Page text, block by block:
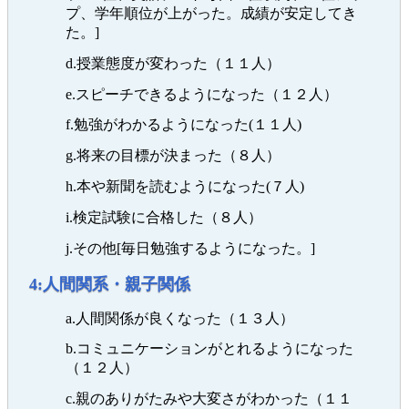
プ、学年順位が上がった。成績が安定してき
た。]
d.授業態度が変わった（１１人）
e.スピーチできるようになった（１２人）
f.勉強がわかるようになった(１１人)
g.将来の目標が決まった（８人）
h.本や新聞を読むようになった(７人)
i.検定試験に合格した（８人）
j.その他[毎日勉強するようになった。]
4:人間関系・親子関係
a.人間関係が良くなった（１３人）
b.コミュニケーションがとれるようになった
（１２人）
c.親のありがたみや大変さがわかった（１１